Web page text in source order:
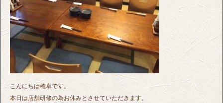
こんにちは穂卓です。
本日は店舗研修の為お休みとさせていただきます。